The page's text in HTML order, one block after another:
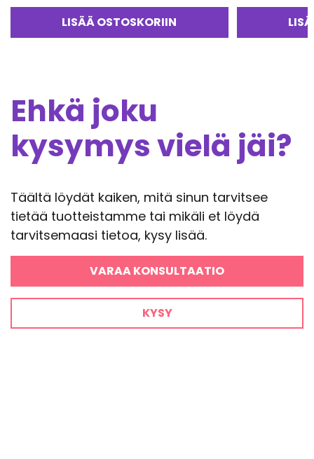
Arvostelu
LISÄÄ OSTOSKORIIN
Ehkä joku
kysymys vielä jäi?
Täältä löydät kaiken, mitä sinun tarvitsee
tietää tuotteistamme tai mikäli et löydä
tarvitsemaasi tietoa, kysy lisää.
VARAA KONSULTAATIO
KYSY